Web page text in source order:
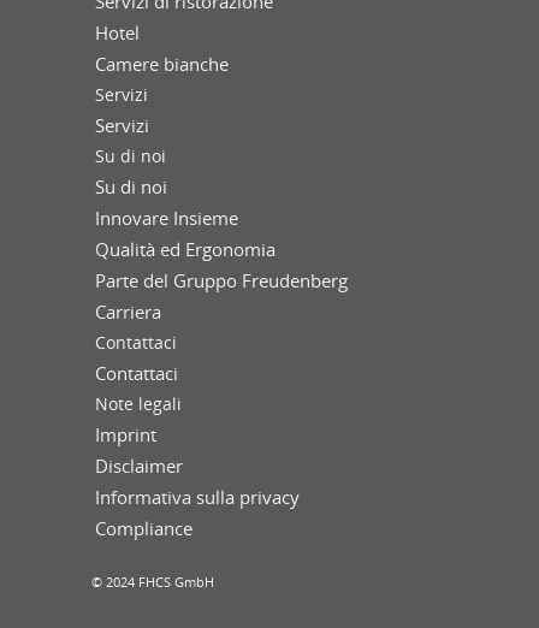
Hotel
Camere bianche
Servizi
Servizi
Su di noi
Su di noi
Innovare Insieme
Qualità ed Ergonomia
Parte del Gruppo Freudenberg
Carriera
Contattaci
Contattaci
Note legali
Imprint
Disclaimer
Informativa sulla privacy
Compliance
© 2024 FHCS GmbH